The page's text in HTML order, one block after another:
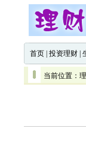
首页 投资理财
当前位置：